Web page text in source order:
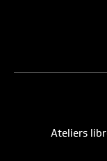
Ateliers